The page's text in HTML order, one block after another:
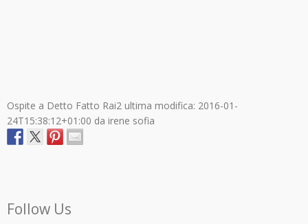
Ospite a Detto Fatto Rai2 ultima modifica: 2016-01-
24T15:38:12+01:00 da irene sofia
Follow Us